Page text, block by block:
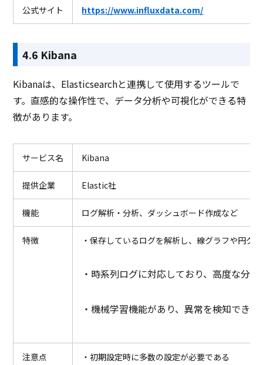
公式サイト https://www.influxdata.com/
4.6 Kibana
Kibanaは、Elasticsearchと連携して使用するツールで
す。直感的な操作性で、データ分析や可視化ができる特
徴があります。
サービス名 Kibana
提供企業 Elastic社
機能 ログ解析・分析、ダッシュボード作成など
特徴 ・保存しているログを解析し、線グラフや円グ
・時系列ログに対応しており、高度な分
・機械学習機能があり、異常を検知できる
注意点 ・初期設定時に多数の設定が必要である